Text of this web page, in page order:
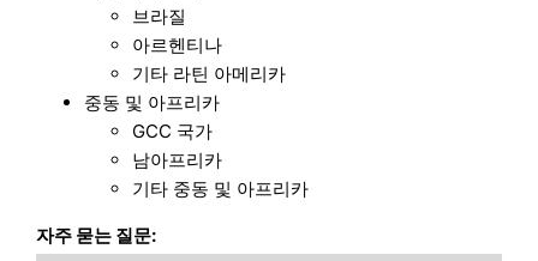
브라질
아르헨티나
기타 라틴 아메리카
중동 및 아프리카
GCC 국가
남아프리카
기타 중동 및 아프리카
자주 묻는 질문: